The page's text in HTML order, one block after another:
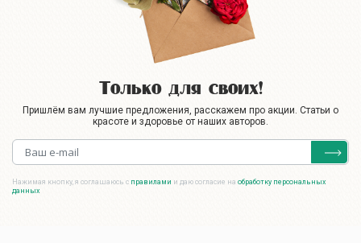
Только для своих!
Пришлём вам лучшие предложения, расскажем про акции. Статьи о
красоте и здоровье от наших авторов.
Нажимая кнопку, я соглашаюсь с правилами и даю согласие на обработку персональных
данных